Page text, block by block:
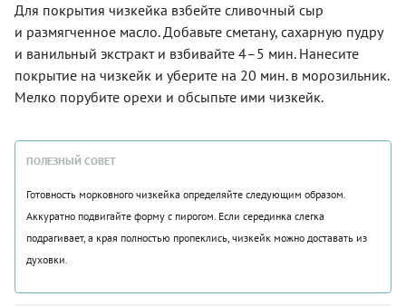
Для покрытия чизкейка взбейте сливочный сыр
и размягченное масло. Добавьте сметану, сахарную пудру
и ванильный экстракт и взбивайте 4–5 мин. Нанесите
покрытие на чизкейк и уберите на 20 мин. в морозильник.
Мелко порубите орехи и обсыпьте ими чизкейк.
ПОЛЕЗНЫЙ СОВЕТ
Готовность морковного чизкейка определяйте следующим образом.
Аккуратно подвигайте форму с пирогом. Если серединка слегка
подрагивает, а края полностью пропеклись, чизкейк можно доставать из
духовки.